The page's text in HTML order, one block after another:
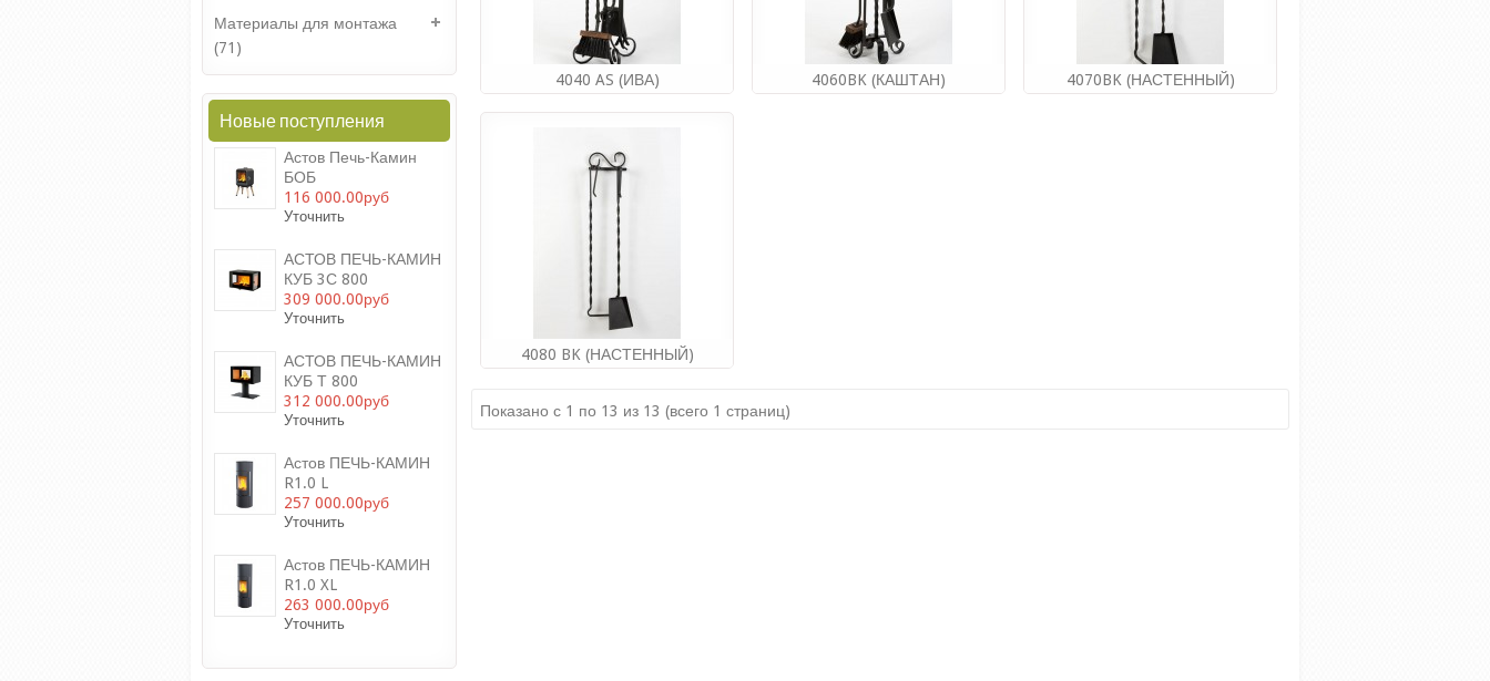
Материалы для монтажа
(71)
Новые поступления
Астов Печь-Камин
БОБ
116 000.00руб
Уточнить
АСТОВ ПЕЧЬ-КАМИН
КУБ 3С 800
309 000.00руб
Уточнить
АСТОВ ПЕЧЬ-КАМИН
КУБ Т 800
312 000.00руб
Уточнить
Астов ПЕЧЬ-КАМИН
R1.0 L
257 000.00руб
Уточнить
Астов ПЕЧЬ-КАМИН
R1.0 XL
263 000.00руб
Уточнить
4040 AS (ИВА)
5 418.00руб
Купить
4060BK (КАШТАН)
4070BK (НАСТЕННЫЙ)
4080 BK (НАСТЕННЫЙ)
1 764.00руб
Показано с 1 по 13 из 13 (всего 1 страниц)